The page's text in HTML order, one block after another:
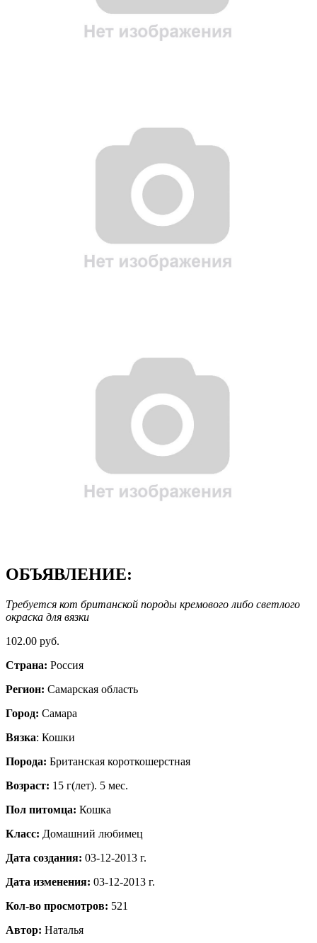
ОБЪЯВЛЕНИЕ:
Требуется кот британской породы кремового либо светлого
окраска для вязки
102.00 руб.
Страна: Россия
Регион: Самарская область
Город: Самара
Вязка: Кошки
Порода: Британская короткошерстная
Возраст: 15 г(лет). 5 мес.
Пол питомца: Кошка
Класс: Домашний любимец
Дата создания: 03-12-2013 г.
Дата изменения: 03-12-2013 г.
Кол-во просмотров: 521
Автор: Наталья